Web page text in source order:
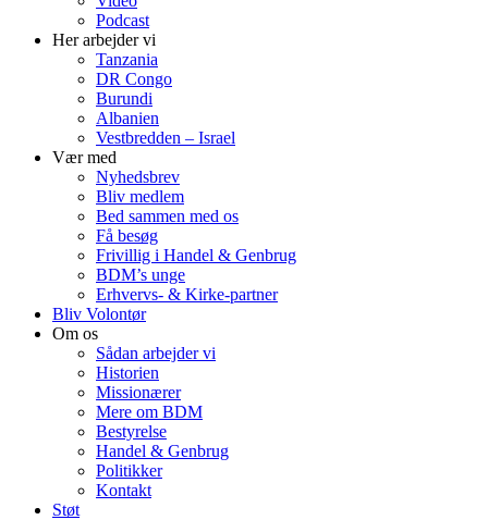
Podcast
Her arbejder vi
Tanzania
DR Congo
Burundi
Albanien
Vestbredden – Israel
Vær med
Nyhedsbrev
Bliv medlem
Bed sammen med os
Få besøg
Frivillig i Handel & Genbrug
BDM’s unge
Erhvervs- & Kirke-partner
Bliv Volontør
Om os
Sådan arbejder vi
Historien
Missionærer
Mere om BDM
Bestyrelse
Handel & Genbrug
Politikker
Kontakt
Støt